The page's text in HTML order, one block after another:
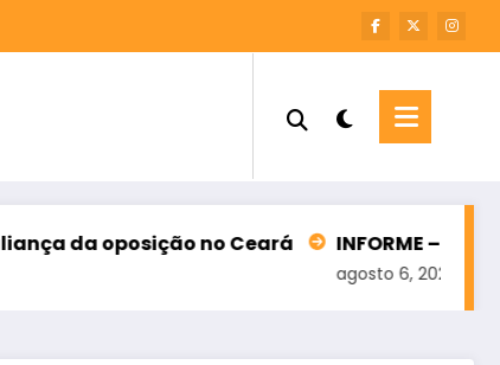
no Ceará INFORME – M7 SOLUÇÕES